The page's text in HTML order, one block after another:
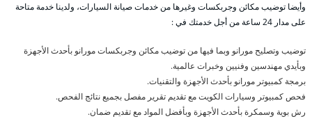
وأيضا توضيب مكائن وجربكسات وغيرها من خدمات صيانة السيارات، ولدينا خدمة متاحة
على مدار 24 ساعة من أجل خدمتك في :
توضيب وتصليح مورانو وبما فيها من توضيب مكائن وجربكسات مورانو بأحدث الأجهزة
وبأيدي مهندسين وفنيين وخبرات عالمية.
برمجة كمبيوتر مورانو بأحدث الأجهزة والتقنيات.
فحص كمبيوتر وسيارات الكويت مع تقديم تقرير مفصل بجميع نتائج الفحص.
رش بوية وسمكرة بأحدث الأجهزة وبأفضل المواد مع تقديم ضمان.